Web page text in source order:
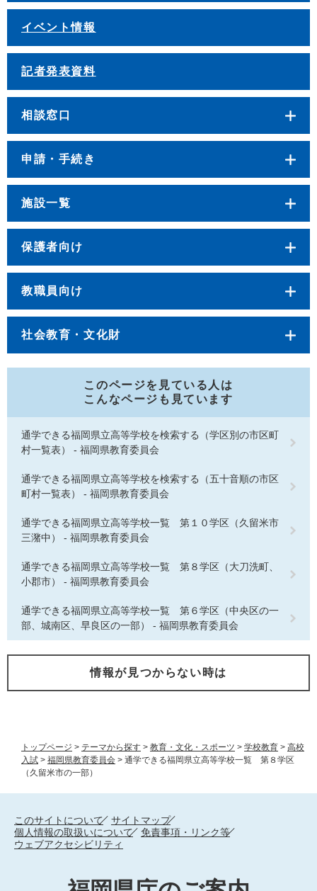
トップページ > テーマから探す > 教育・文化・スポーツ > 学校教育 > 高校
入試 > 福岡県教育委員会 > 通学できる福岡県立高等学校一覧 第８学区
（久留米市の一部）
イベント情報
記者発表資料
相談窓口
申請・手続き
施設一覧
保護者向け
教職員向け
社会教育・文化財
このページを見ている人は
こんなページも見ています
通学できる福岡県立高等学校を検索する（学区別の市区町
村一覧表） - 福岡県教育委員会
通学できる福岡県立高等学校を検索する（五十音順の市区
町村一覧表） - 福岡県教育委員会
通学できる福岡県立高等学校一覧 第１０学区（久留米市
三潴中） - 福岡県教育委員会
通学できる福岡県立高等学校一覧 第８学区（大刀洗町、
小郡市） - 福岡県教育委員会
通学できる福岡県立高等学校一覧 第６学区（中央区の一
部、城南区、早良区の一部） - 福岡県教育委員会
情報が見つからない時は
このサイトについて
サイトマップ
個人情報の取扱いについて
免責事項・リンク等
ウェブアクセシビリティ